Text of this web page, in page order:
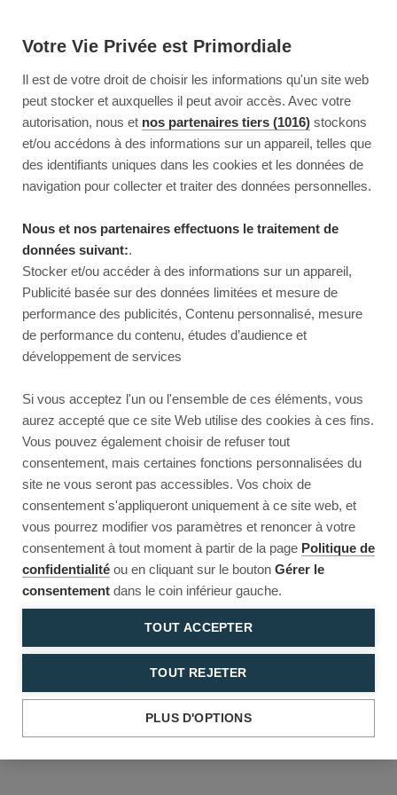
Votre Vie Privée est Primordiale
Il est de votre droit de choisir les informations qu'un site web
peut stocker et auxquelles il peut avoir accès. Avec votre
autorisation, nous et nos partenaires tiers (1016) stockons
et/ou accédons à des informations sur un appareil, telles que
des identifiants uniques dans les cookies et les données de
navigation pour collecter et traiter des données personnelles.
Nous et nos partenaires effectuons le traitement de
données suivant:.
Stocker et/ou accéder à des informations sur un appareil,
Publicité basée sur des données limitées et mesure de
performance des publicités, Contenu personnalisé, mesure
de performance du contenu, études d’audience et
développement de services
Si vous acceptez l'un ou l'ensemble de ces éléments, vous
aurez accepté que ce site Web utilise des cookies à ces fins.
Vous pouvez également choisir de refuser tout
consentement, mais certaines fonctions personnalisées du
site ne vous seront pas accessibles. Vos choix de
consentement s'appliqueront uniquement à ce site web, et
vous pourrez modifier vos paramètres et renoncer à votre
consentement à tout moment à partir de la page Politique de
confidentialité ou en cliquant sur le bouton Gérer le
consentement dans le coin inférieur gauche.
TOUT ACCEPTER
TOUT REJETER
PLUS D'OPTIONS
Reload to try again, or go back.
Reload Back